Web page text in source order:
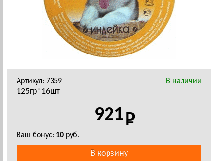
Артикул: 7359 В наличии
125гр*16шт
921
Ваш бонус: 10 руб.